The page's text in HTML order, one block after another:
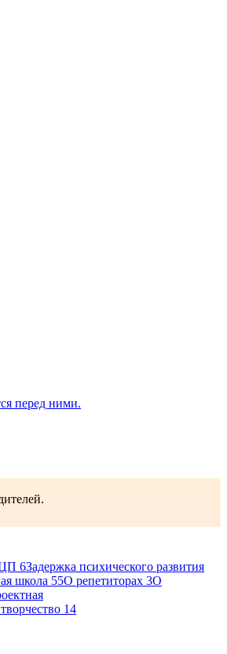
перед ними.
6Задержка психического развития
школа 55О репетиторах 3О
14